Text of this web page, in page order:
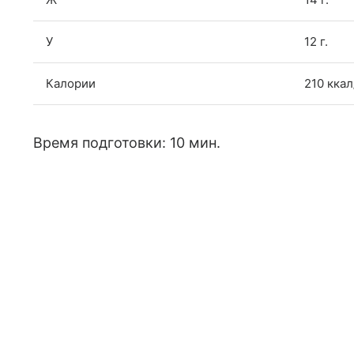
У 12 г.
Калории 210
Время подготовки: 10 мин.